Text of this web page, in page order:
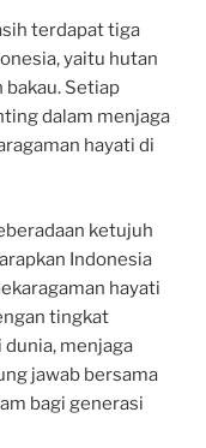
terdapat tiga
yaitu hutan
bakau. Setiap
dalam menjaga
hayati di
ketujuh
Indonesia
hayati
tingkat
menjaga
jawab bersama
bagi generasi